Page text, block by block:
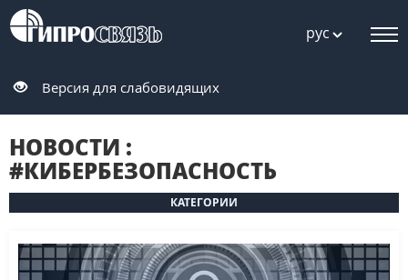
рус
Версия для слабовидящих
НОВОСТИ :
#КИБЕРБЕЗОПАСНОСТЬ
КАТЕГОРИИ